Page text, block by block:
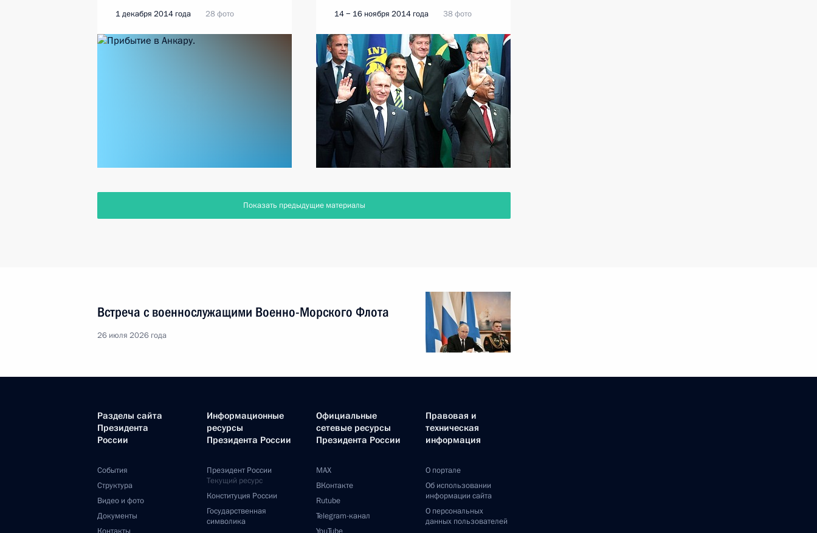
1 декабря 2014 года 28 фото 14 − 16 ноября 2014 года 38 фото
Показать предыдущие материалы
Встреча с военнослужащими Военно-Морского Флота
26 июля 2026 года
Разделы сайта
Президента
России
События
Структура
Видео и фото
Документы
Информационные
ресурсы
Президента России
Президент России
Текущий ресурс
Конституция России
Государственная
символика
Официальные
сетевые ресурсы
Президента России
MAX
ВКонтакте
Rutube
Telegram-канал
Правовая и
техническая
информация
О портале
Об использовании
информации сайта
О персональных
данных пользователей